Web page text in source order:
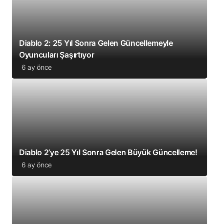
Diablo 2: 25 Yıl Sonra Gelen Güncellemeyle
Oyuncuları Şaşırtıyor
6 ay önce
Diablo 2’ye 25 Yıl Sonra Gelen Büyük Güncelleme!
6 ay önce